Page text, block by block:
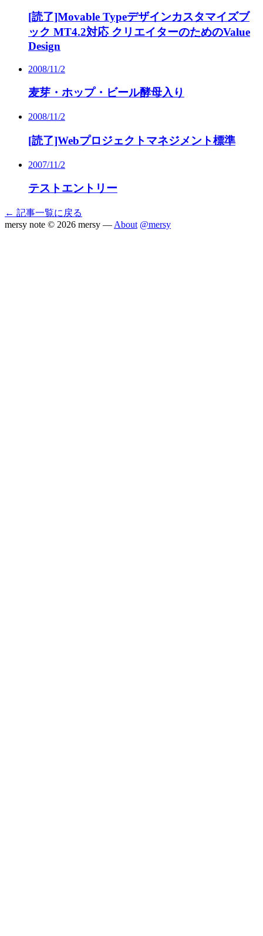
[読了]Movable Typeデザインカスタマイズブ
ック MT4.2対応 クリエイターのためのValue
Design
2008/11/2
麦芽・ホップ・ビール酵母入り
2008/11/2
[読了]Webプロジェクトマネジメント標準
2007/11/2
テストエントリー
← 記事一覧に戻る
mersy note © 2026 mersy — About @mersy